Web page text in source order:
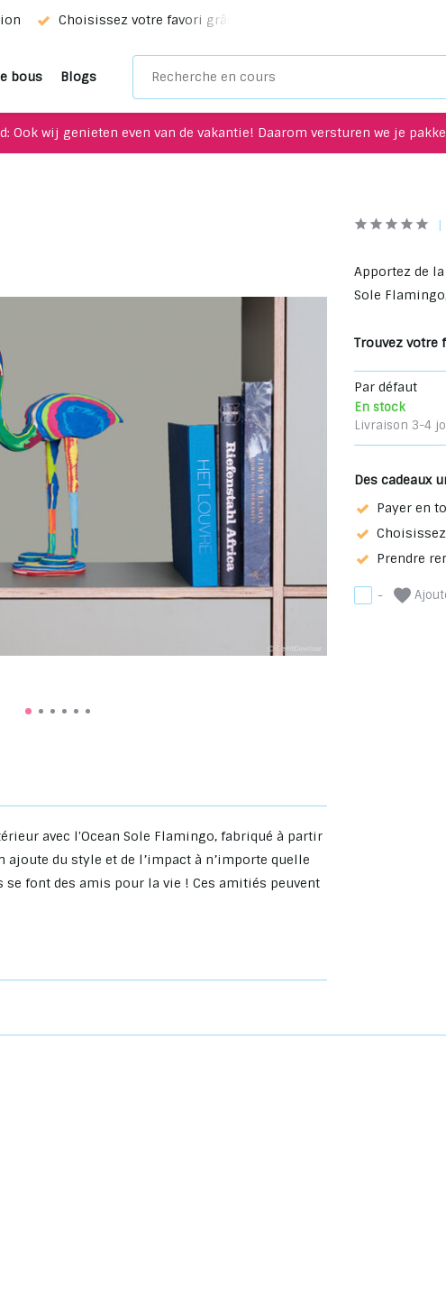
Choisissez votre favori grâce à notre service de sélection!
bous Blogs
Ook wij genieten even van de vakantie! Daarom versturen we je
avec l'Ocean Sole Flamingo, fabriqué à partir
du style et de l’impact à n’importe quelle
font des amis pour la vie ! Ces amitiés peuvent
Apportez de
Sole
Trouvez votre
Par défaut
En stock
Livraison 3-4
Des cadeaux
Payer en
Prendre
-